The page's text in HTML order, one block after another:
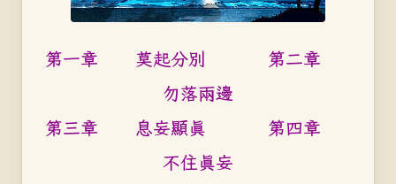
第一章 莫起分別 第二章
勿落兩邊
第三章 息妄顯真 第四章
不住真妄